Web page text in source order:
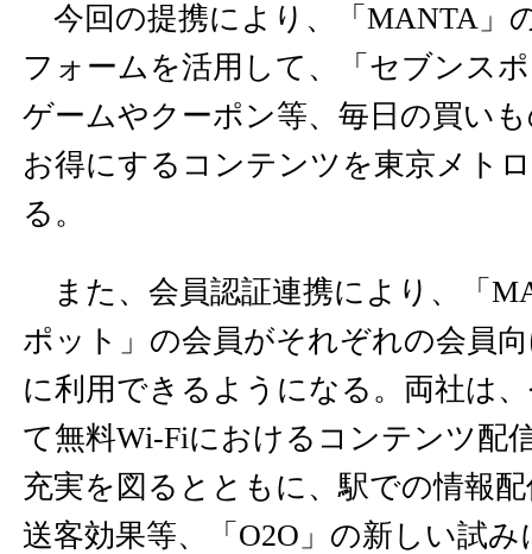
今回の提携により、「MANTA」
フォームを活用して、「セブンス
ゲームやクーポン等、毎日の買い
お得にするコンテンツを東京メト
る。
また、会員認証連携により、「
ポット」の会員がそれぞれの会員
に利用できるようになる。両社は
て無料Wi-Fiにおけるコンテンツ配
充実を図るとともに、駅での情報
送客効果等、「O2O」の新しい試